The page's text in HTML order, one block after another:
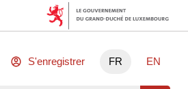
S'enregistrer FR EN